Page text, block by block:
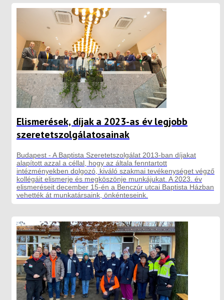
Elismerések, díjak a 2023-as év legjobb
szeretetszolgálatosainak
Budapest - A Baptista Szeretetszolgálat 2013-ban díjakat
alapított azzal a céllal, hogy az általa fenntartott
intézményekben dolgozó, kiváló szakmai tevékenységet végző
kollégáit elismerje és megköszönje munkájukat. A 2023. év
elismeréseit december 15-én a Benczúr utcai Baptista Házban
vehették át munkatársaink, önkénteseink.